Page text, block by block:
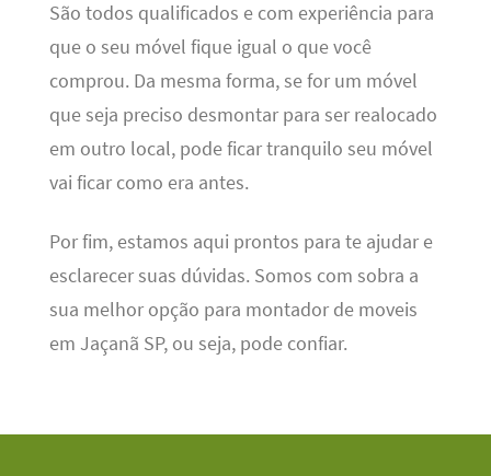
São todos qualificados e com experiência para
que o seu móvel fique igual o que você
comprou. Da mesma forma, se for um móvel
que seja preciso desmontar para ser realocado
em outro local, pode ficar tranquilo seu móvel
vai ficar como era antes.
Por fim, estamos aqui prontos para te ajudar e
esclarecer suas dúvidas. Somos com sobra a
sua melhor opção para montador de moveis
em Jaçanã SP, ou seja, pode confiar.